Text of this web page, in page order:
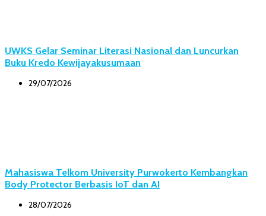
UWKS Gelar Seminar Literasi Nasional dan Luncurkan
Buku Kredo Kewijayakusumaan
29/07/2026
Mahasiswa Telkom University Purwokerto Kembangkan
Body Protector Berbasis IoT dan AI
28/07/2026